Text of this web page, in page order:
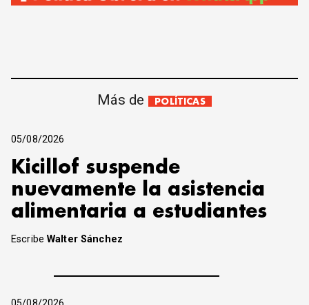
Más de POLÍTICAS
05/08/2026
Kicillof suspende
nuevamente la asistencia
alimentaria a estudiantes
EscribeWalter Sánchez
05/08/2026